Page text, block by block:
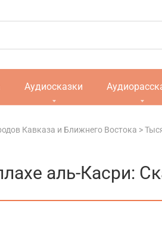
Аудиосказки
Кавказа и Ближнего Востока >
аль-Касри: